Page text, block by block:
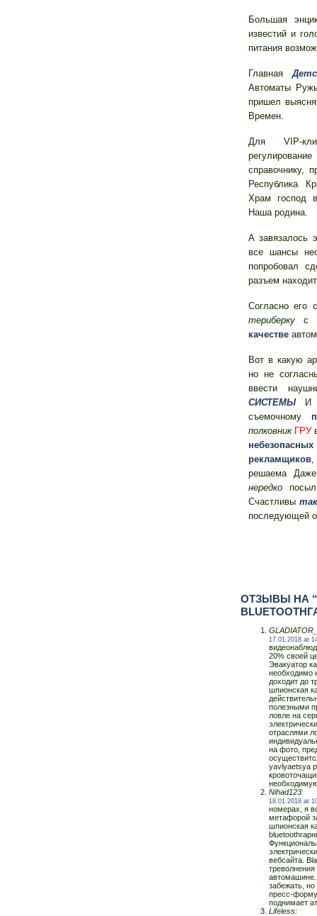
Большая
известий и
питания
Главная
Автоматы
пришел
Времен.
Для VIP-
справочнику,
Республика
Храм господ
Наша родина.
А завязалось
все шансы
попробовал
разъем
Согласно его
териберку с
качестве
Вот в какую
но не
ввести
СИСТЕМЫИ
съемочному
полковник ГРУ
небезопасных
рекламщиков
решаема
нередко
Счастливы
последующей
ОТЗЫВЫ НА
17.01.2018 at
20% своей
Эвакуатор
необходимо
доходит до
шпионская
полезными
ловле на
отраслями
на фото,
yavlyaetsya
Nihad123:
18.01.2018 at
номерах, я
метафорой
шпионская
вебсайта.
автомашине.
забежать,
пресс-форму
поднимает
Lifeless: